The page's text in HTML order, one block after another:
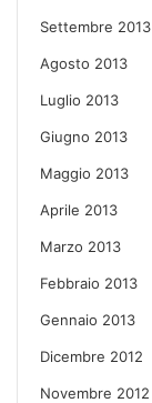
Settembre 2013
Agosto 2013
Luglio 2013
Giugno 2013
Maggio 2013
Aprile 2013
Marzo 2013
Febbraio 2013
Gennaio 2013
Dicembre 2012
Novembre 2012